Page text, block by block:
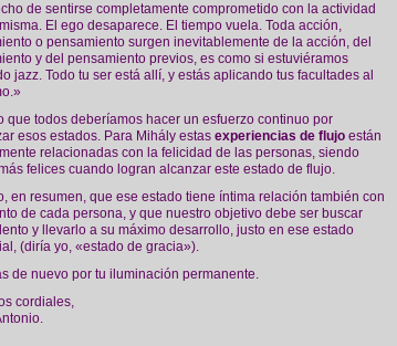
de sentirse completamente comprometido con la actividad
El ego desaparece. El tiempo vuela. Toda acción,
o pensamiento surgen inevitablemente de la acción, del
y del pensamiento previos, es como si estuviéramos
jazz. Todo tu ser está allí, y estás aplicando tus facultades al
que todos deberíamos hacer un esfuerzo continuo por
esos estados. Para Mihály estas experiencias de flujo están
relacionadas con la felicidad de las personas, siendo
felices cuando logran alcanzar este estado de flujo.
en resumen, que ese estado tiene íntima relación también con
de cada persona, y que nuestro objetivo debe ser buscar
y llevarlo a su máximo desarrollo, justo en ese estado
(diría yo, «estado de gracia»).
de nuevo por tu iluminación permanente.
cordiales,